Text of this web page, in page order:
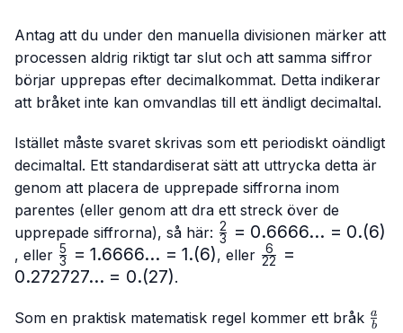
Antag att du under den manuella divisionen märker att
processen aldrig riktigt tar slut och att samma siffror
börjar upprepas efter decimalkommat. Detta indikerar
att bråket inte kan omvandlas till ett ändligt decimaltal.
Istället måste svaret skrivas som ett periodiskt oändligt
decimaltal. Ett standardiserat sätt att uttrycka detta är
genom att placera de upprepade siffrorna inom
parentes (eller genom att dra ett streck över de
upprepade siffrorna), så här: \frac{2}
{3}=0.6666...
= 0.(6)
3
2 = 0.6666... = 0.(6)
, eller \frac{5}
{3}=
= 1.(6)
3
5 = 1.6666... = 1.(6), eller \frac{6}
22
6
=
0.272727... = 0.(27).
Som en praktisk matematisk regel kommer ett bråk b
a